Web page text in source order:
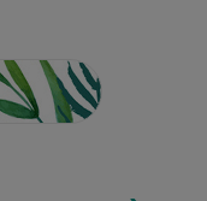
Loading...